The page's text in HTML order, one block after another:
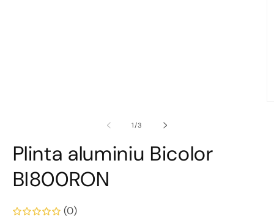
1/din
3
Plinta aluminiu Bicolor
BI800RON
(0)